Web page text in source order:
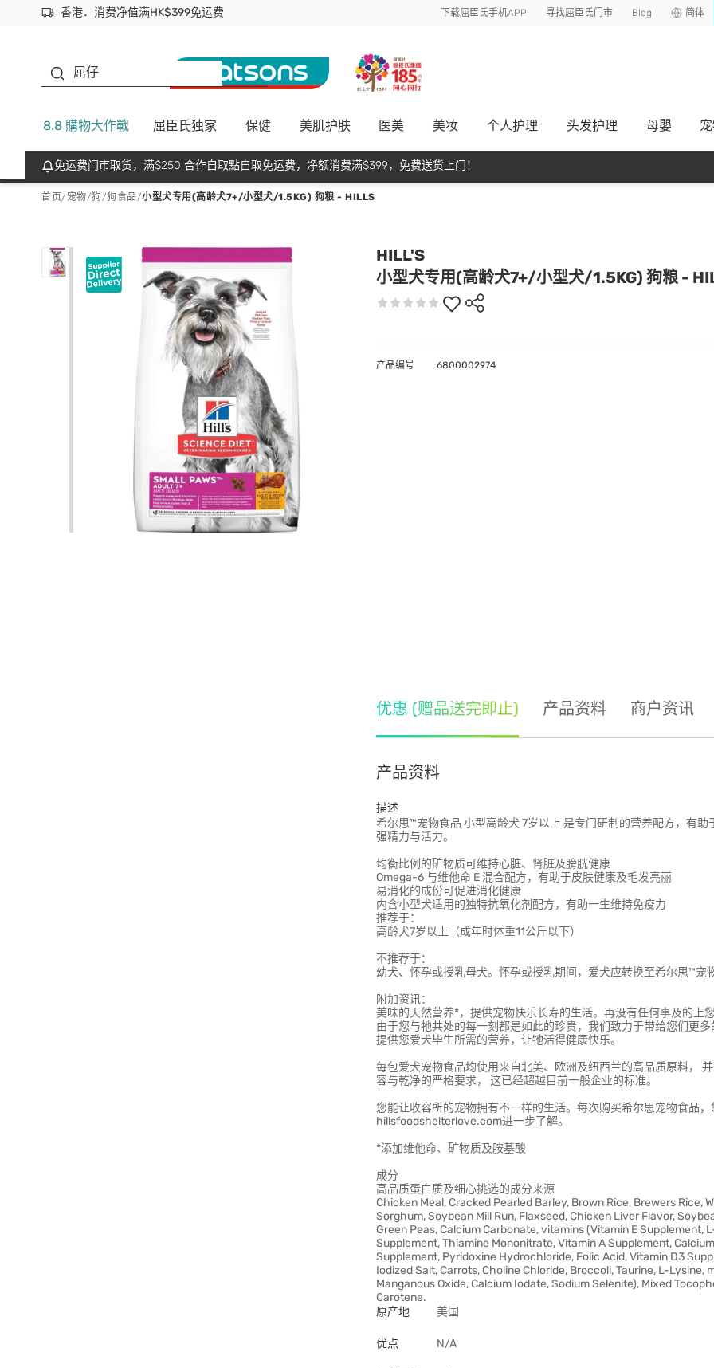
香港．消费净值满HK$399免运费
立即成为易赏钱会员尽享独家优惠
首次APP下单买满$450 输入 NEWAPP 即减$50 下载屈臣氏手机APP 寻找屈臣氏门市 Blog 简体
屈仔
8.8 購物大作戰 屈臣氏独家 保健 美肌护肤 医美 美妆 个人护理 头发护理 母嬰
免运费门市取货，满$250 合作自取點自取免运费，净额消费满$399，免费送货上门！
首页/ 宠物/狗/狗食品/小型犬专用(高龄犬7+/小型犬/1.5KG) 狗粮 - HILLS
HILL'S
小型犬专用(高龄犬7+/小型犬/1.5KG) 狗粮 -
产品编号 6800002974
优惠 (赠品送完即止) 产品资料 商户资讯
产品资料
描述
希尔思™宠物食品 小型高龄犬 7岁以上 是专门研制的营养配方，有
强精力与活力。
均衡比例的矿物质可维持心脏、肾脏及膀胱健康
Omega-6 与维他命 E 混合配方，有助于皮肤健康及毛发亮丽
易消化的成份可促进消化健康
内含小型犬适用的独特抗氧化剂配方，有助一生维持免疫力
推荐于：
高龄犬7岁以上（成年时体重11公斤以下）
不推荐于：
幼犬、怀孕或授乳母犬。怀孕或授乳期间，爱犬应转换至希尔思™宠
附加资讯：
美味的天然营养*，提供宠物快乐长寿的生活。再没有任何事及的上
由于您与牠共处的每一刻都是如此的珍贵，我们致力于带给您们更
提供您爱犬毕生所需的营养，让牠活得健康快乐。
每包爱犬宠物食品均使用来自北美、欧洲及纽西兰的高品质原料，
容与乾净的严格要求， 这已经超越目前一般企业的标准。
您能让收容所的宠物拥有不一样的生活。每次购买希尔思宠物食品
hillsfoodshelterlove.com进一步了解。
*添加维他命、矿物质及胺基酸
成分
高品质蛋白质及细心挑选的成分来源
Chicken Meal, Cracked Pearled Barley, Brown Rice, Brewers Rice,
Sorghum, Soybean Mill Run, Flaxseed, Chicken Liver Flavor,
Green Peas, Calcium Carbonate, vitamins (Vitamin E
Supplement, Thiamine Mononitrate, Vitamin A Supplement,
Supplement, Pyridoxine Hydrochloride, Folic Acid, Vitamin D3
Iodized Salt, Carrots, Choline Chloride, Broccoli, Taurine, L-Lysine,
Manganous Oxide, Calcium Iodate, Sodium Selenite), Mixed
Carotene.
原产地
美国
优点 N/A